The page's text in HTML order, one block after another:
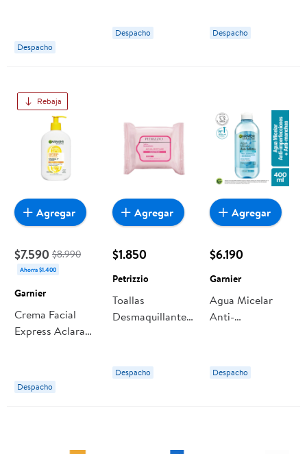
Con Ácido
Salicílico 250 ml
Despacho
150 ml Garnier
Despacho
Garnier
Despacho
Rebaja
$7.590 $8.990
Ahorra $1.400
Garnier
Crema Facial
Express Aclara
250 ml Garnier
Despacho
Agregar
$1.850
Petrizzio
Toallas
Desmaquillantes
Profunda 1 Un
Petrizzio
Despacho
Agregar
$6.190
Garnier
Agua Micelar
Anti-
400 ml Garnier
Despacho
Agregar